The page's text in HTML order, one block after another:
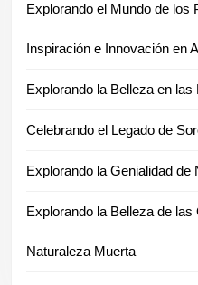
Explorando el Mundo de los
Inspiración e Innovación en
Explorando la Belleza en
Celebrando el Legado de
Explorando la Genialidad de
Explorando la Belleza de
Naturaleza Muerta